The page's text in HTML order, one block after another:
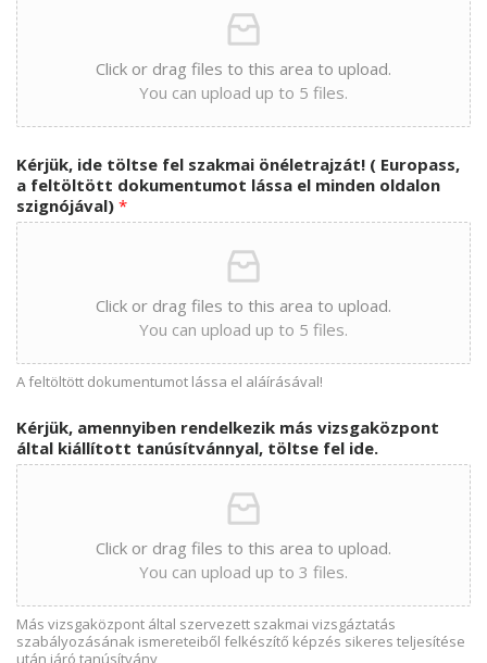
Click or drag files to this area to upload.
You can upload up to 5 files.
Kérjük, ide töltse fel szakmai önéletrajzát! ( Europass,
a feltöltött dokumentumot lássa el minden oldalon
szignójával) *
Click or drag files to this area to upload.
You can upload up to 5 files.
A feltöltött dokumentumot lássa el aláírásával!
Kérjük, amennyiben rendelkezik más vizsgaközpont
által kiállított tanúsítvánnyal, töltse fel ide.
Click or drag files to this area to upload.
You can upload up to 3 files.
Más vizsgaközpont által szervezett szakmai vizsgáztatás
szabályozásának ismereteiből felkészítő képzés sikeres teljesítése
után járó tanúsítvány